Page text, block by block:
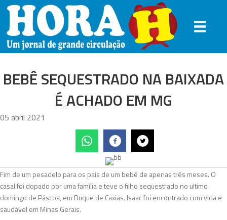
BEBÊ SEQUESTRADO NA BAIXADA
É ACHADO EM MG
05 abril 2021
Fim de um pesadelo para os pais de um bebê de apenas três meses. O
casal foi dopado por uma família e teve o filho sequestrado no ultimo
domingo de Páscoa, em Duque de Caxias. Isaac foi encontrado com vida e
saudável em Minas Gerais.